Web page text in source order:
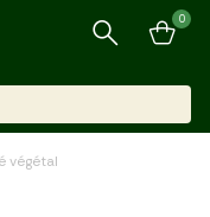
0
végétal